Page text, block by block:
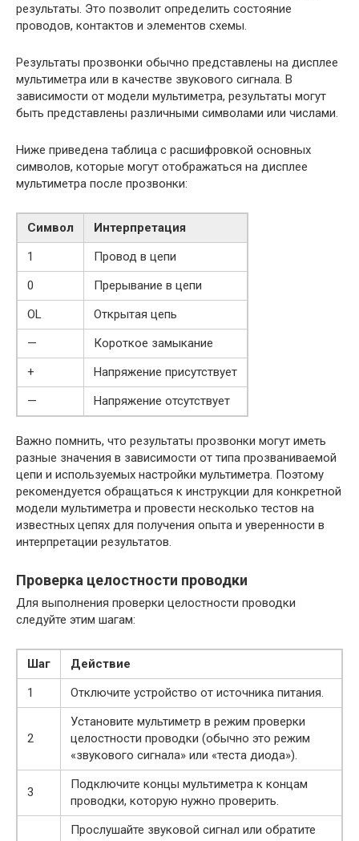
результаты. Это позволит определить состояние
проводов, контактов и элементов схемы.
Результаты прозвонки обычно представлены на дисплее
мультиметра или в качестве звукового сигнала. В
зависимости от модели мультиметра, результаты могут
быть представлены различными символами или числами.
Ниже приведена таблица с расшифровкой основных
символов, которые могут отображаться на дисплее
мультиметра после прозвонки:
Символ
Интерпретация
1
Провод в цепи
0
Прерывание в цепи
OL
Открытая цепь
—
Короткое замыкание
+
Напряжение присутствует
—
Напряжение отсутствует
Важно помнить, что результаты прозвонки могут иметь
разные значения в зависимости от типа прозваниваемой
цепи и используемых настройки мультиметра. Поэтому
рекомендуется обращаться к инструкции для конкретной
модели мультиметра и провести несколько тестов на
известных цепях для получения опыта и уверенности в
интерпретации результатов.
Проверка целостности проводки
Для выполнения проверки целостности проводки
следуйте этим шагам:
Шаг
Действие
1
Отключите устройство от источника питания.
2
Установите мультиметр в режим проверки
целостности проводки (обычно это режим
«звукового сигнала» или «теста диода»).
3
Подключите концы мультиметра к концам
проводки, которую нужно проверить.
Прослушайте звуковой сигнал или обратите